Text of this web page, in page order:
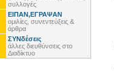
συλλογές
ΕΙΠΑΝ,ΕΓΡΑΨΑΝ
ομιλίες, συνεντεύξεις &
άρθρα
ΣΥΝδέσεις
άλλες διευθύνσεις στο
Διαδίκτυο